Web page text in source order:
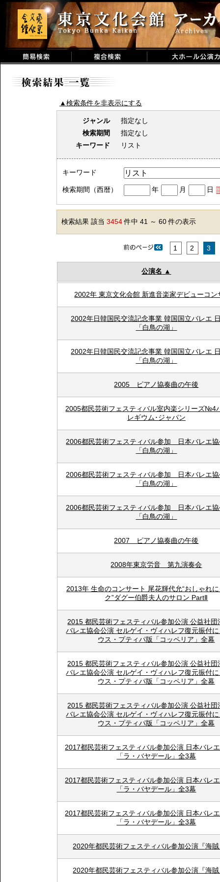
▲検索条件を非表示にする
ジャンル
指定なし
検索期間
指定なし
キーワード
リスト
キーワード
検索期間（西暦） 年 月 日
検索結果 該当3454件中 41 ～ 60 件の表示
1 2 3
公演名
2002年 東京文化会館 新進音楽家デビューコン
2002年日韓国民交流記念事業 韓国国立バレエ
「白鳥の湖」
2002年日韓国民交流記念事業 韓国国立バレエ
「白鳥の湖」
2005 ピアノ協奏曲の午後
2005都民芸術フェスティバル室内楽シリーズ№4
レギウム･ジャパン
2006都民芸術フェスティバル参加 日本バレエ
「白鳥の湖」
2006都民芸術フェスティバル参加 日本バレエ
「白鳥の湖」
2006都民芸術フェスティバル参加 日本バレエ
「白鳥の湖」
2007 ピアノ協奏曲の午後
2008年東京労音 第九演奏会
2013年 生命のコンサート 尾花輝代允“おしゃれ
ク”ダグー伯爵夫人のサロン PartⅡ
2015 都民芸術フェスティバル参加公演 公益社団
バレエ協会公演 セルゲイ・ヴィハレフ復元振付
ウス・プティパ版「コッペリア」全幕
2015 都民芸術フェスティバル参加公演 公益社団
バレエ協会公演 セルゲイ・ヴィハレフ復元振付
ウス・プティパ版「コッペリア」全幕
2015 都民芸術フェスティバル参加公演 公益社団
バレエ協会公演 セルゲイ・ヴィハレフ復元振付
ウス・プティパ版「コッペリア」全幕
2017都民芸術フェスティバル参加公演 日本バレ
「ラ・バヤデール」全3幕
2017都民芸術フェスティバル参加公演 日本バレ
「ラ・バヤデール」全3幕
2017都民芸術フェスティバル参加公演 日本バレ
「ラ・バヤデール」全3幕
2020年都民芸術フェスティバル参加公演『海
2020年都民芸術フェスティバル参加公演『海